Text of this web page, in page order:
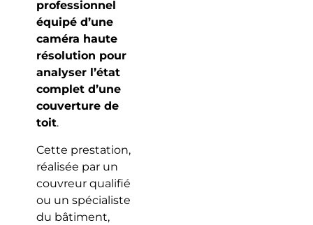
professionnel
équipé d’une
caméra haute
résolution pour
analyser l’état
complet d’une
couverture de
toit.
Cette prestation,
réalisée par un
couvreur qualifié
ou un spécialiste
du bâtiment,